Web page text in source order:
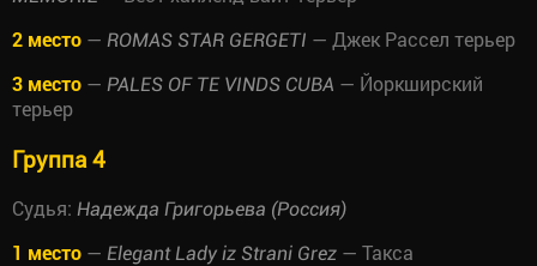
2 место — ROMAS STAR GERGETI — Джек Рассел терьер
3 место — PALES OF TE VINDS CUBA — Йоркширский
терьер
Группа 4
Судья: Надежда Григорьева (Россия)
1 место — Elegant Lady iz Strani Grez — Такса